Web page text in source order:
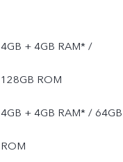
4GB + 4GB RAM* /
128GB ROM
4GB + 4GB RAM* / 64GB
ROM